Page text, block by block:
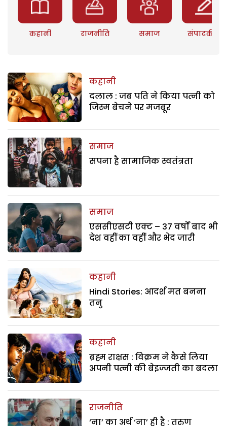
कहानी राजनीति समाज संपादकीय
कहानी
दलाल : जब पति ने किया पत्नी को
जिस्म बेचने पर मजबूर
समाज
सपना है सामाजिक स्वतंत्रता
समाज
एससीएसटी एक्ट – 37 वर्षों बाद भी
देश वहीं का वहीं और भेद जारी
कहानी
Hindi Stories: आदर्श मत बनना
तनु
कहानी
ब्रह्म राक्षस : विक्रम ने कैसे लिया
अपनी पत्नी की बेइज्जती का बदला
राजनीति
‘ना’ का अर्थ ‘ना’ ही है : तरुण